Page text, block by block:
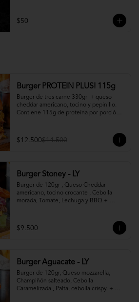
$50
Burger PROTEIN PLUS! 115g
Burger de tres carne 330gr  + queso
cheddar americano, tocino y pepinillo.
Contiene 115g de proteína por porción.
$12.500$14.500
Burger Stoney - LY
Burger de 120gr , Queso Cheddar
americano, tocino crocante , Cebolla
morada, Tomate, Lechuga y BBQ +
$9.500
Burger Aguacate - LY
Burger de 120gr, Queso mozzarella,
Champiñón salteado, Cebolla
Caramelizada , Palta, cebolla crispy. +